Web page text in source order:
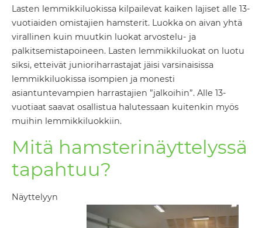
Lasten lemmikkiluokissa kilpailevat kaiken lajiset alle 13-
vuotiaiden omistajien hamsterit. Luokka on aivan yhtä
virallinen kuin muutkin luokat arvostelu- ja
palkitsemistapoineen. Lasten lemmikkiluokat on luotu
siksi, etteivät junioriharrastajat jäisi varsinaisissa
lemmikkiluokissa isompien ja monesti
asiantuntevampien harrastajien ”jalkoihin”. Alle 13-
vuotiaat saavat osallistua halutessaan kuitenkin myös
muihin lemmikkiluokkiin.
Mitä hamsterinäyttelyssä
tapahtuu?
Näyttelyyn